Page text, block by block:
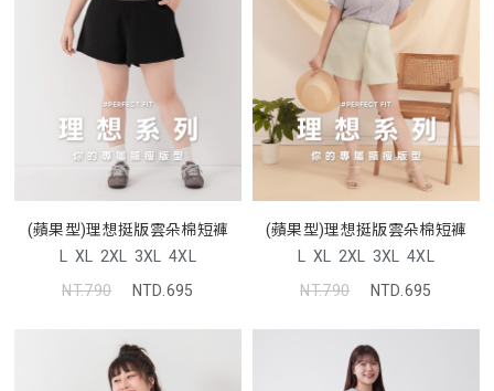
(蘋果型)理想挺版雲朵棉短褲
L XL 2XL 3XL 4XL
NT.790
NTD.695
(蘋果型)理想挺版雲朵棉短褲
L XL 2XL 3XL 4XL
NT.790
NTD.695